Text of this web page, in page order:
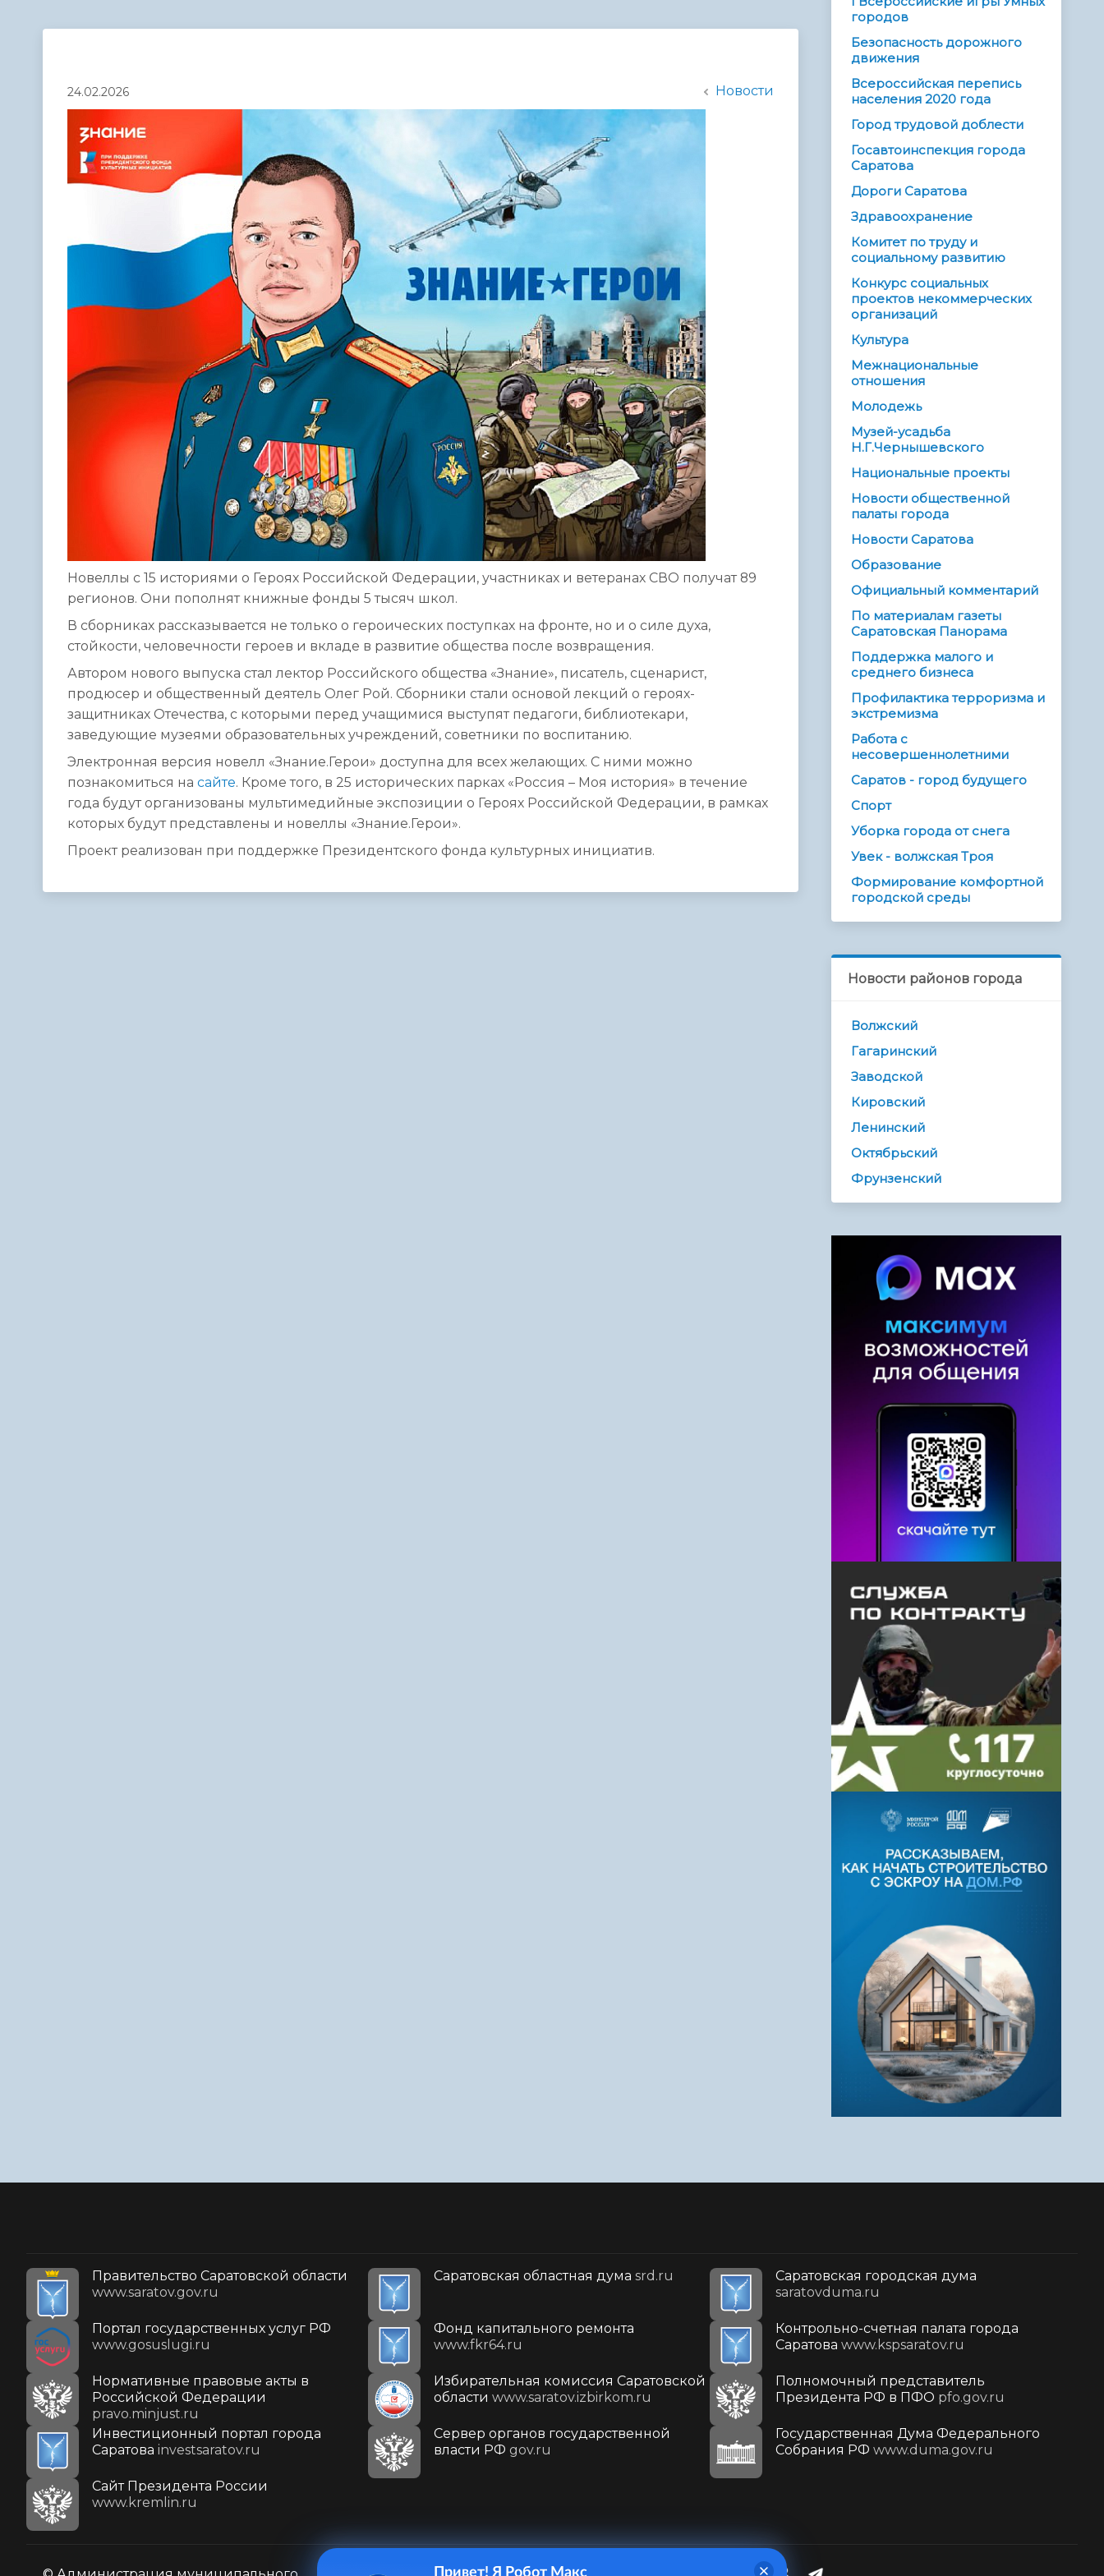
администрации
24.02.2026 Новости
Новеллы с 15 историями о Героях Российской Федерации, участниках и ветеранах СВО получат 89
регионов. Они пополнят книжные фонды 5 тысяч школ.
В сборниках рассказывается не только о героических поступках на фронте, но и о силе духа,
стойкости, человечности героев и вкладе в развитие общества после возвращения.
Автором нового выпуска стал лектор Российского общества «Знание», писатель, сценарист,
продюсер и общественный деятель Олег Рой. Сборники стали основой лекций о героях-
защитниках Отечества, с которыми перед учащимися выступят педагоги, библиотекари,
заведующие музеями образовательных учреждений, советники по воспитанию.
Электронная версия новелл «Знание.Герои» доступна для всех желающих. С ними можно
познакомиться на сайте. Кроме того, в 25 исторических парках «Россия – Моя история» в течение
года будут организованы мультимедийные экспозиции о Героях Российской Федерации, в рамках
которых будут представлены и новеллы «Знание.Герои».
Проект реализован при поддержке Президентского фонда культурных инициатив.
городов
Безопасность дорожного
движения
Всероссийская перепись
населения 2020 года
Город трудовой доблести
Госавтоинспекция города
Саратова
Дороги Саратова
Здравоохранение
Комитет по труду и
социальному развитию
Конкурс социальных
проектов некоммерческих
организаций
Культура
Межнациональные
отношения
Молодежь
Музей-усадьба
Н.Г.Чернышевского
Национальные проекты
Новости общественной
палаты города
Новости Саратова
Образование
Официальный комментарий
По материалам газеты
Саратовская Панорама
Поддержка малого и
среднего бизнеса
Профилактика терроризма и
экстремизма
Работа с
несовершеннолетними
Саратов - город будущего
Спорт
Уборка города от снега
Увек - волжская Троя
Формирование комфортной
городской среды
Новости районов города
Волжский
Гагаринский
Заводской
Кировский
Ленинский
Октябрьский
Фрунзенский
Правительство Саратовской области
www.saratov.gov.ru
Саратовская областная дума srd.ru
Саратовская городская дума
saratovduma.ru
Портал государственных услуг РФ
www.gosuslugi.ru
Фонд капитального ремонта
www.fkr64.ru
Контрольно-счетная палата города
Саратова www.kspsaratov.ru
Нормативные правовые акты в
Российской Федерации
pravo.minjust.ru
Избирательная комиссия Саратовской
области www.saratov.izbirkom.ru
Полномочный представитель
Президента РФ в ПФО pfo.gov.ru
Инвестиционный портал города
Саратова investsaratov.ru
Сервер органов государственной
власти РФ gov.ru
Государственная Дума Федерального
Собрания РФ www.duma.gov.ru
Cайт Президента России
www.kremlin.ru
Привет! Я Робот Макс